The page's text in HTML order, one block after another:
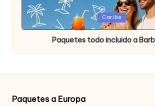
Publicada
en
Caribe
Paquetes todo incluido a
Paquetes a Europa